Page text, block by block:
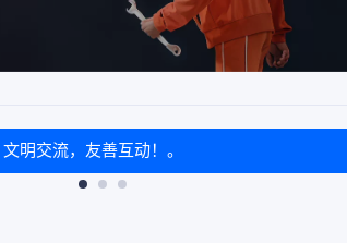
明交流，友善互动！。